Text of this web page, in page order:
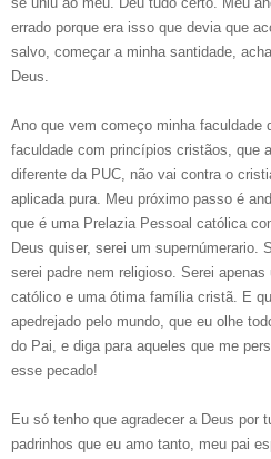
errado porque era isso que devia que
salvo, começar a minha santidade,
Deus.
Ano que vem começo minha faculdade
faculdade com princípios cristãos, que
diferente da PUC, não vai contra o
aplicada pura. Meu próximo passo é
que é uma Prelazia Pessoal católica
Deus quiser, serei um supernúmerario.
serei padre nem religioso. Serei
católico e uma ótima família cristã. E
apedrejado pelo mundo, que eu olhe
do Pai, e diga para aqueles que me
esse pecado!
Eu só tenho que agradecer a Deus por
padrinhos que eu amo tanto, meu pai